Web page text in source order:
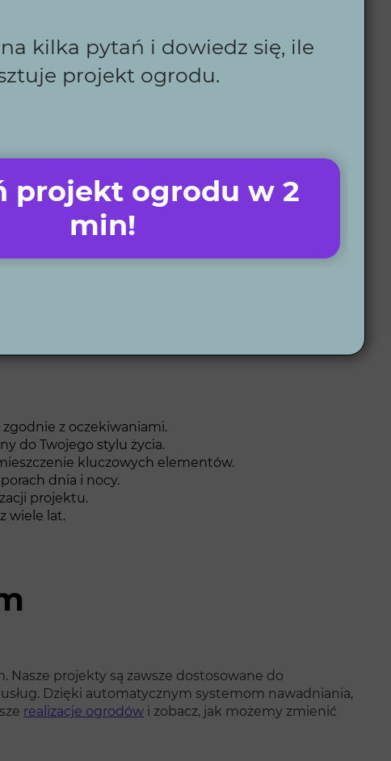
pełne zadowolenie klientów.
podczas realizacji ogrodu.
co zapewnia wysoką jakość realizacji.
niezależnie od lokalizacji.
i oświetlenie, które ułatwiają codzienną
w Radzyniu
z oczekiwaniami.
do Twojego stylu życia.
kluczowych elementów.
dnia i nocy.
projektu.
wiele lat.
projekty są zawsze dostosowane do
Dzięki automatycznym systemom nawadniania,
realizacje ogrodów i zobacz, jak możemy zmienić
kilka pytań i dowiedz się, ile
projekt ogrodu.
projekt ogrodu w 2
min!